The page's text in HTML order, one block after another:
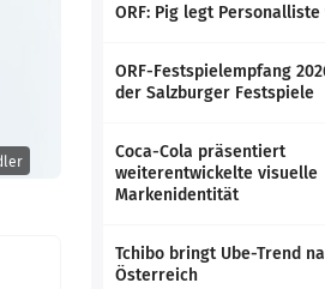
ORF: Pig legt
ORF-Festspielempfang
der Salzburger Festspiele
Coca-Cola präsentiert
weiterentwickelte visuelle
Markenidentität
Tchibo bringt Ube-Trend
Österreich